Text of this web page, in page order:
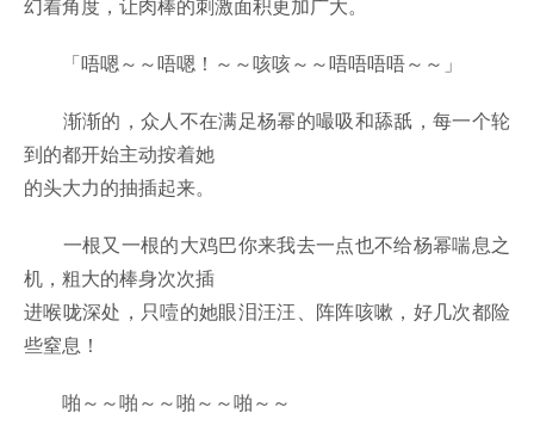
幻着角度，让肉棒的刺激面积更加广大。
「唔嗯～～唔嗯！～～咳咳～～唔唔唔唔～～」
渐渐的，众人不在满足杨幂的嘬吸和舔舐，每一个轮
到的都开始主动按着她
的头大力的抽插起来。
一根又一根的大鸡巴你来我去一点也不给杨幂喘息之
机，粗大的棒身次次插
进喉咙深处，只噎的她眼泪汪汪、阵阵咳嗽，好几次都险
些窒息！
啪～～啪～～啪～～啪～～